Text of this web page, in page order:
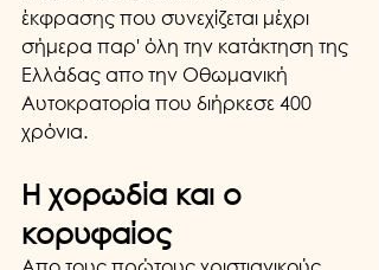
έκφρασης που συνεχίζεται μέχρι
σήμερα παρ' όλη την κατάκτηση της
Ελλάδας απο την Οθωμανική
Αυτοκρατορία που διήρκεσε 400
χρόνια.
Η χορωδία και ο
κορυφαίος